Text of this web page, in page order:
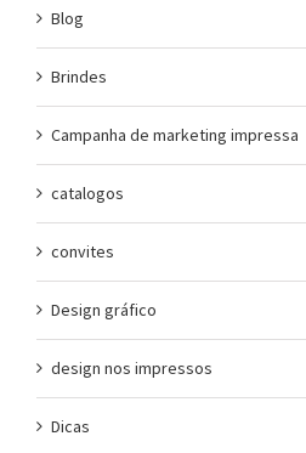
Blog
Brindes
Campanha de marketing impressa
catalogos
convites
Design gráfico
design nos impressos
Dicas